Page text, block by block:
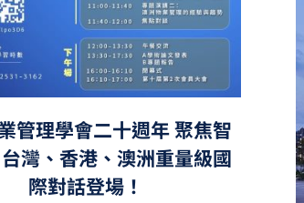
管理學會二十週年 聚焦智
灣、香港、澳洲重量級國
際對話登場！